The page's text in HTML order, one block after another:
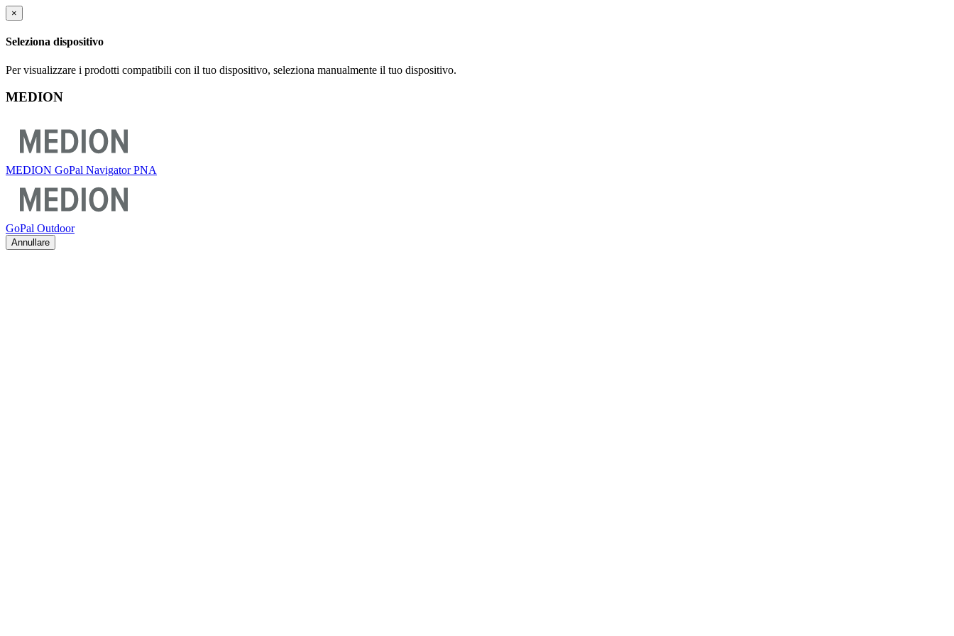
×
Seleziona dispositivo
Per visualizzare i prodotti compatibili con il tuo dispositivo, seleziona manualmente il tuo dispositivo.
MEDION
MEDION GoPal Navigator PNA
GoPal Outdoor
Annullare